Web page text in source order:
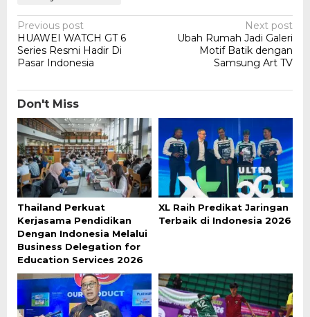
Post
navigation
Previous post
HUAWEI WATCH GT 6
Series Resmi Hadir Di
Pasar Indonesia
Next post
Ubah Rumah Jadi Galeri
Motif Batik dengan
Samsung Art TV
Don't Miss
Thailand Perkuat
Kerjasama Pendidikan
Dengan Indonesia Melalui
Business Delegation for
Education Services 2026
XL Raih Predikat Jaringan
Terbaik di Indonesia 2026